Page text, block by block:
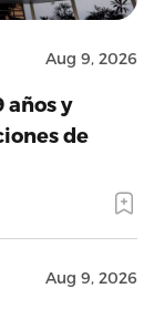
Aug 9, 2026
años y
de
Aug 9, 2026